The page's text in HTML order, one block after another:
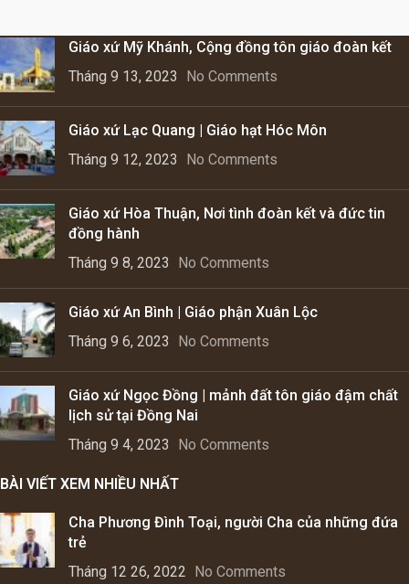
Giáo xứ Mỹ Khánh, Cộng đồng tôn giáo đoàn kết
Tháng 9 13, 2023
No Comments
Giáo xứ Lạc Quang | Giáo hạt Hóc Môn
Tháng 9 12, 2023
No Comments
Giáo xứ Hòa Thuận, Nơi tình đoàn kết và đức tin
đồng hành
Tháng 9 8, 2023
No Comments
Giáo xứ An Bình | Giáo phận Xuân Lộc
Tháng 9 6, 2023
No Comments
Giáo xứ Ngọc Đồng | mảnh đất tôn giáo đậm chất
lịch sử tại Đồng Nai
Tháng 9 4, 2023
No Comments
BÀI VIẾT XEM NHIỀU NHẤT
Cha Phương Đình Toại, người Cha của những đứa
trẻ
Tháng 12 26, 2022 No Comments